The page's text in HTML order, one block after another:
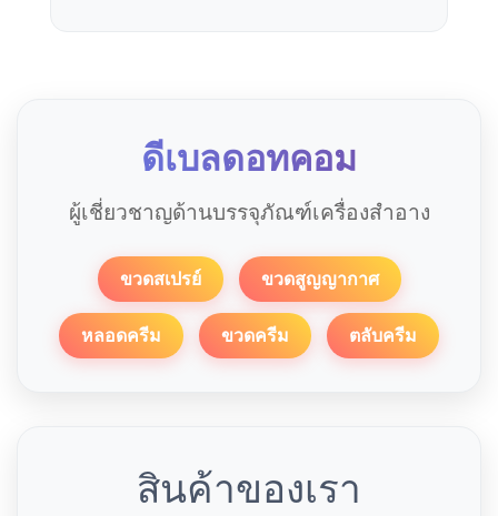
ดีเบลดอทคอม
ผู้เชี่ยวชาญด้านบรรจุภัณฑ์เครื่องสำอาง
ขวดสเปรย์ ขวดสูญญากาศ
หลอดครีม ขวดครีม ตลับครีม
สินค้าของเรา